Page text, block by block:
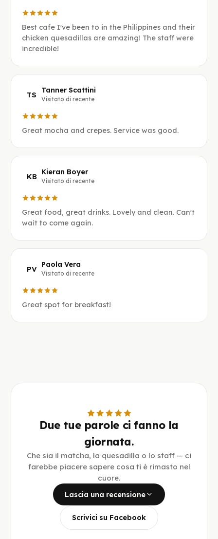
Best cafe I've been to in the Philippines and their
chicken quesadillas are amazing! The staff were
incredible!
TS
Tanner Scattini
Visitato di recente
Great mocha and crepes. Service was good.
KB
Kieran Boyer
Visitato di recente
Great food, great drinks. Lovely and clean. Can't
wait to come again.
PV
Paola Vera
Visitato di recente
Great spot for breakfast!
Due tue parole ci fanno la
giornata.
Che sia il matcha, la quesadilla o lo staff — ci
farebbe piacere sapere cosa ti è rimasto nel
cuore.
Lascia una recensione
Scrivici su Facebook